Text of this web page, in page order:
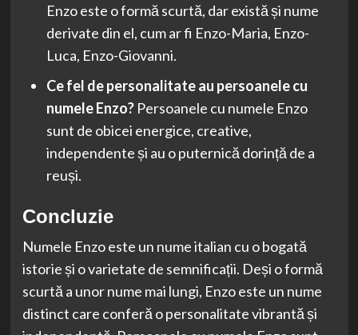
Enzo este o formă scurtă, dar există și nume
derivate din el, cum ar fi Enzo-Maria, Enzo-
Luca, Enzo-Giovanni.
Ce fel de personalitate au persoanele cu
numele Enzo?Persoanele cu numele Enzo
sunt de obicei energice, creative,
independente și au o puternică dorință de a
reuși.
Concluzie
Numele Enzo este un nume italian cu o bogată
istorie și o varietate de semnificații. Deși o formă
scurtă a unor nume mai lungi, Enzo este un nume
distinct care conferă o personalitate vibrantă și